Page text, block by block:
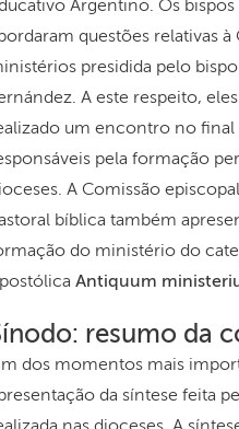
Argentino. Os
questões relativas à
presidida pelo
A este respeito,
um encontro no final
pela formação
A Comissão
bíblica também
do ministério do
Antiquum
resumo da
dos momentos mais
da síntese feita